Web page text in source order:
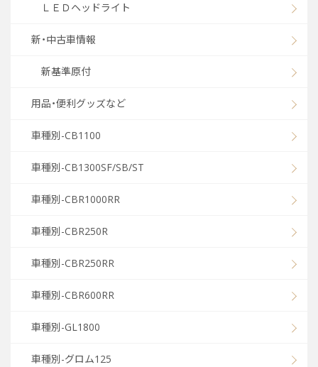
ＬＥＤヘッドライト
新・中古車情報
新基準原付
用品・便利グッズなど
車種別-CB1100
車種別-CB1300SF/SB/ST
車種別-CBR1000RR
車種別-CBR250R
車種別-CBR250RR
車種別-CBR600RR
車種別-GL1800
車種別-グロム125